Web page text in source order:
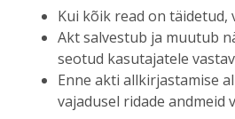
Kui kõik read on täidetud,
Akt salvestub ja muutub
seotud kasutajatele
Enne akti allkirjastamise
vajadusel ridade andmeid